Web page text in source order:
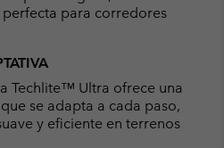
para corredores
Techlite™ Ultra ofrece una
se adapta a cada paso,
y eficiente en terrenos